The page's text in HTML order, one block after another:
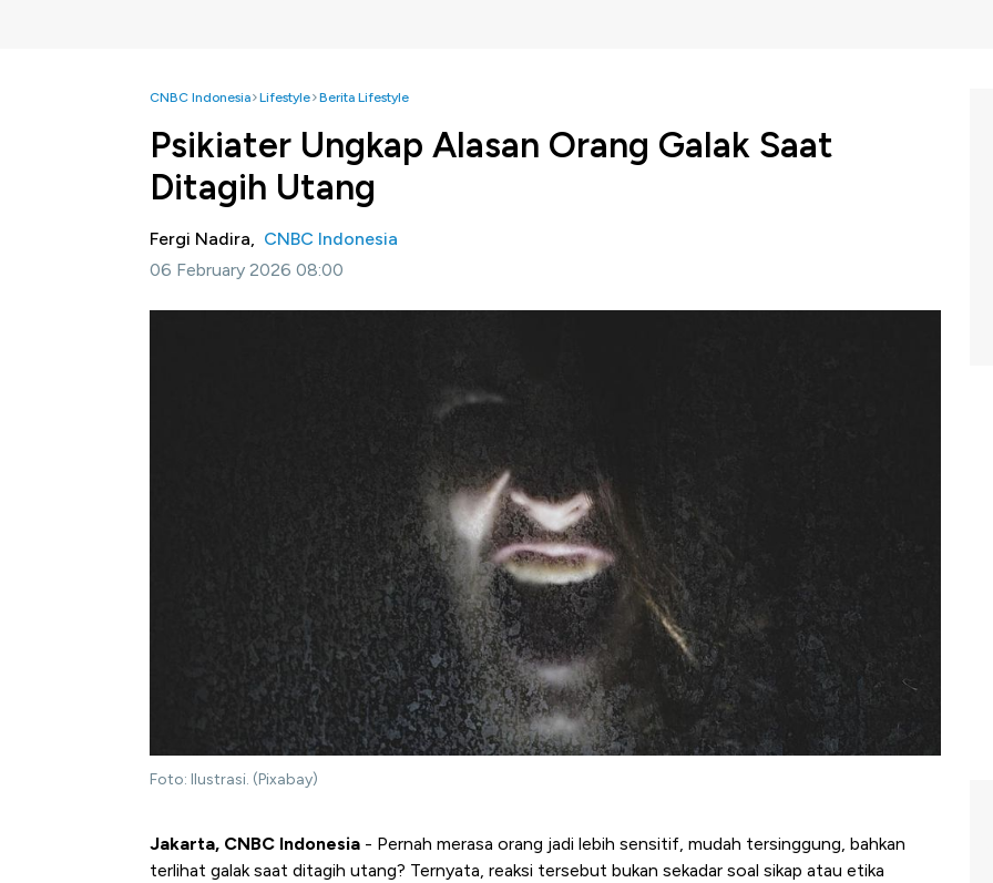
CNBC Indonesia Lifestyle Berita Lifestyle
Psikiater Ungkap Alasan Orang Galak Saat
Ditagih Utang
Fergi Nadira, CNBC Indonesia
06 February 2026 08:00
Foto: Ilustrasi. (Pixabay)
Jakarta, CNBC Indonesia - Pernah merasa orang jadi lebih sensitif, mudah tersinggung, bahkan
terlihat galak saat ditagih utang? Ternyata, reaksi tersebut bukan sekadar soal sikap atau etika